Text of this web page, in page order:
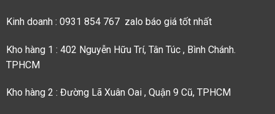
Kinh doanh : 0931 854 767 zalo báo giá tốt nhất
Kho hàng 1 : 402 Nguyễn Hữu Trí, Tân Túc , Bình Chánh.
TPHCM
Kho hàng 2 : Đường Lã Xuân Oai , Quận 9 Cũ, TPHCM